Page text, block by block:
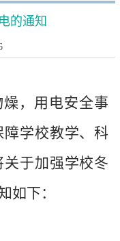
的通知
， 用电安全事
学校教学、科
关于加强学校冬
如下：